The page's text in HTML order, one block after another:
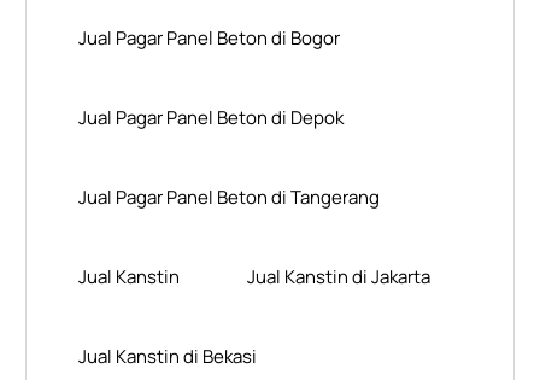
Jual Pagar Panel Beton di Bogor
Jual Pagar Panel Beton di Depok
Jual Pagar Panel Beton di Tangerang
Jual Kanstin Jual Kanstin di Jakarta
Jual Kanstin di Bekasi